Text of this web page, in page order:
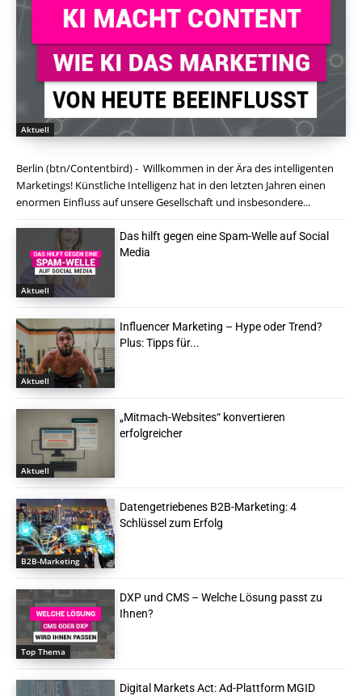
Aktuell
Berlin (btn/Contentbird) - Willkommen in der Ära des intelligenten
Marketings! Künstliche Intelligenz hat in den letzten Jahren einen
enormen Einfluss auf unsere Gesellschaft und insbesondere...
Aktuell
Das hilft gegen eine Spam-Welle auf Social
Media
Aktuell
Influencer Marketing – Hype oder Trend?
Plus: Tipps für...
Aktuell
„Mitmach-Websites“ konvertieren
erfolgreicher
B2B-Marketing
Datengetriebenes B2B-Marketing: 4
Schlüssel zum Erfolg
Top Thema
DXP und CMS – Welche Lösung passt zu
Ihnen?
Digital Markets Act: Ad-Plattform MGID